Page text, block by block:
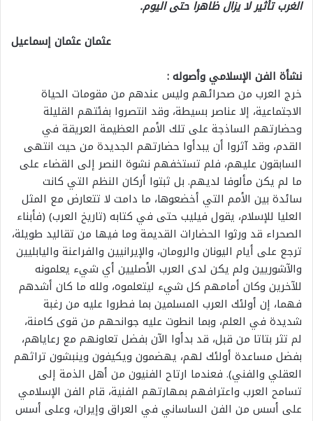
الغرب تأثير لا يزال ظاهرا حتى اليوم.
عثمان عثمان إسماعيل
نشأة الفن الإسلامي وأصوله :
خرج العرب من صحرائهم وليس عندهم من مقومات الحياة
الاجتماعية، إلا عناصر بسيطة، وقد انتصروا بفئتهم القليلة
وحضارتهم الساذجة على تلك الأمم العظيمة العريقة في
القدم، وقد آثروا أن يبدأوا حضارتهم الجديدة من حيث انتهى
السابقون عليهم، فلم تستخفهم نشوة النصر إلى القضاء على
ما لم يكن مألوفا لديهم. بل ثبتوا أركان النظم التي كانت
سائدة بين الأمم التي أخضعوها، ما دامت لا تتعارض مع المثل
العليا للإسلام، يقول فيليب حتى في كتابه (تاريخ العرب) (فأبناء
الصحراء قد ورثوا الحضارات القديمة وما فيها من تقاليد طويلة،
ترجع على أيام اليونان والرومان، والإيرانيين والفراعنة واليابليين
والآشوريين ولم يكن لدى العرب الأصليين أي شيء يعلمونه
للآخرين وكان أمامهم كل شيء ليتعلموه، ولله ما كان أشدهم
فهما، إن أولئك العرب المسلمين بما فطروا عليه من رغبة
شديدة في العلم، وبما انطوت عليه جوانحهم من قوى كامنة،
لم تثر بتاتا من قبل، قد بدأوا الآن بفضل تعاونهم مع رعاياهم،
بفضل مساعدة أولئك لهم، يهضمون ويكيفون وينبشون تراثهم
العقلي والفني). فعندما ارتاح الفنيون من أهل الذمة إلى
تسامح العرب واعترافهم بمهارتهم الفنية، قام الفن الإسلامي
على أسس من الفن الساساني في العراق وإيران، وعلى أسس